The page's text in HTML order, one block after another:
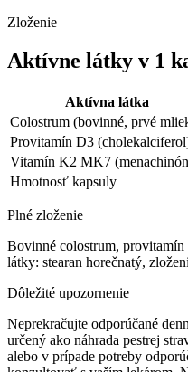
Zloženie
Aktívne látky v 1
Aktívna látka
Colostrum (bovinné, prvé
Provitamín D3
Vitamín K2 MK7
Hmotnosť kapsuly
Plné zloženie
Bovinné colostrum,
látky: stearan horečnatý,
Dôležité upozornenie
Neprekračujte odporúčané
určený ako náhrada pestrej
alebo v prípade potreby